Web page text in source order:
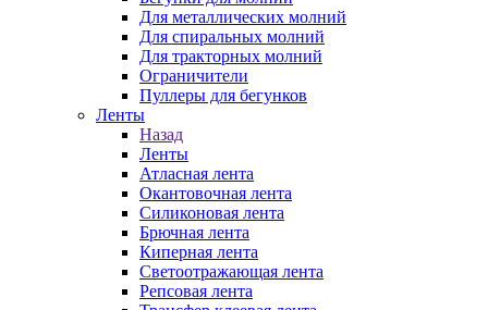
Для металлических молний
Для спиральных молний
Для тракторных молний
Ограничители
Пуллеры для бегунков
Ленты
Назад
Ленты
Атласная лента
Окантовочная лента
Силиконовая лента
Брючная лента
Киперная лента
Светоотражающая лента
Репсовая лента